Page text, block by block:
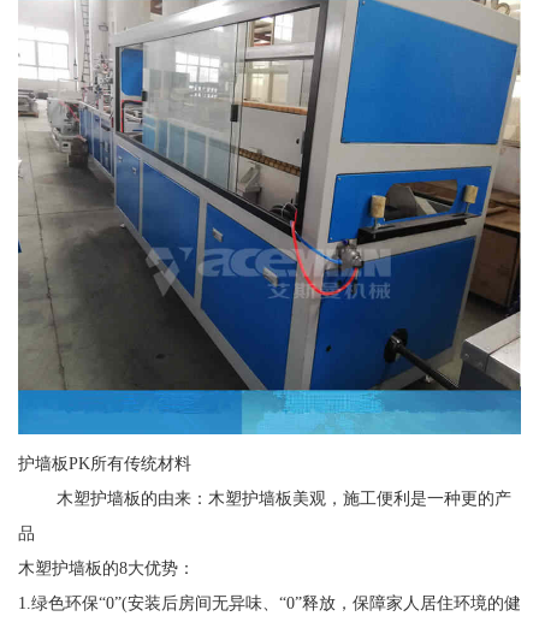
护墙板PK所有传统材料
木塑护墙板的由来：木塑护墙板美观，施工便利是一种更的产
品
木塑护墙板的8大优势：
1.绿色环保“0”(安装后房间无异味、“0”释放，保障家人居住环境的健